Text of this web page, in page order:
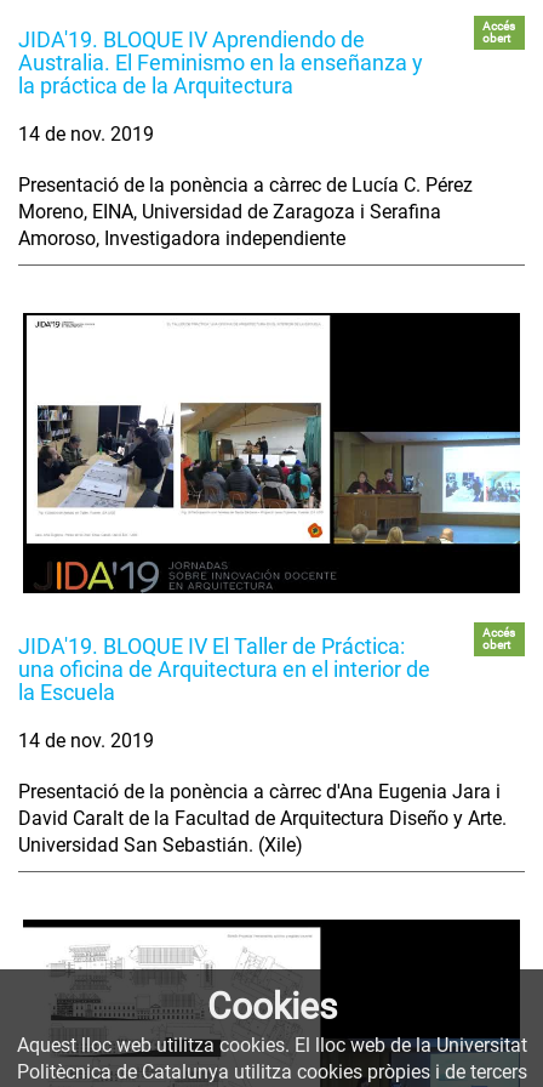
JIDA'19. BLOQUE IV Aprendiendo de
Australia. El Feminismo en la enseñanza y
la práctica de la Arquitectura
Accés
obert
14 de nov. 2019
Presentació de la ponència a càrrec de Lucía C. Pérez
Moreno, EINA, Universidad de Zaragoza i Serafina
Amoroso, Investigadora independiente
JIDA'19. BLOQUE IV El Taller de Práctica:
una oficina de Arquitectura en el interior de
la Escuela
Accés
obert
14 de nov. 2019
Presentació de la ponència a càrrec d'Ana Eugenia Jara i
David Caralt de la Facultad de Arquitectura Diseño y Arte.
Universidad San Sebastián. (Xile)
Cookies
Aquest lloc web utilitza cookies. El lloc web de la Universitat
Politècnica de Catalunya utilitza cookies pròpies i de tercers